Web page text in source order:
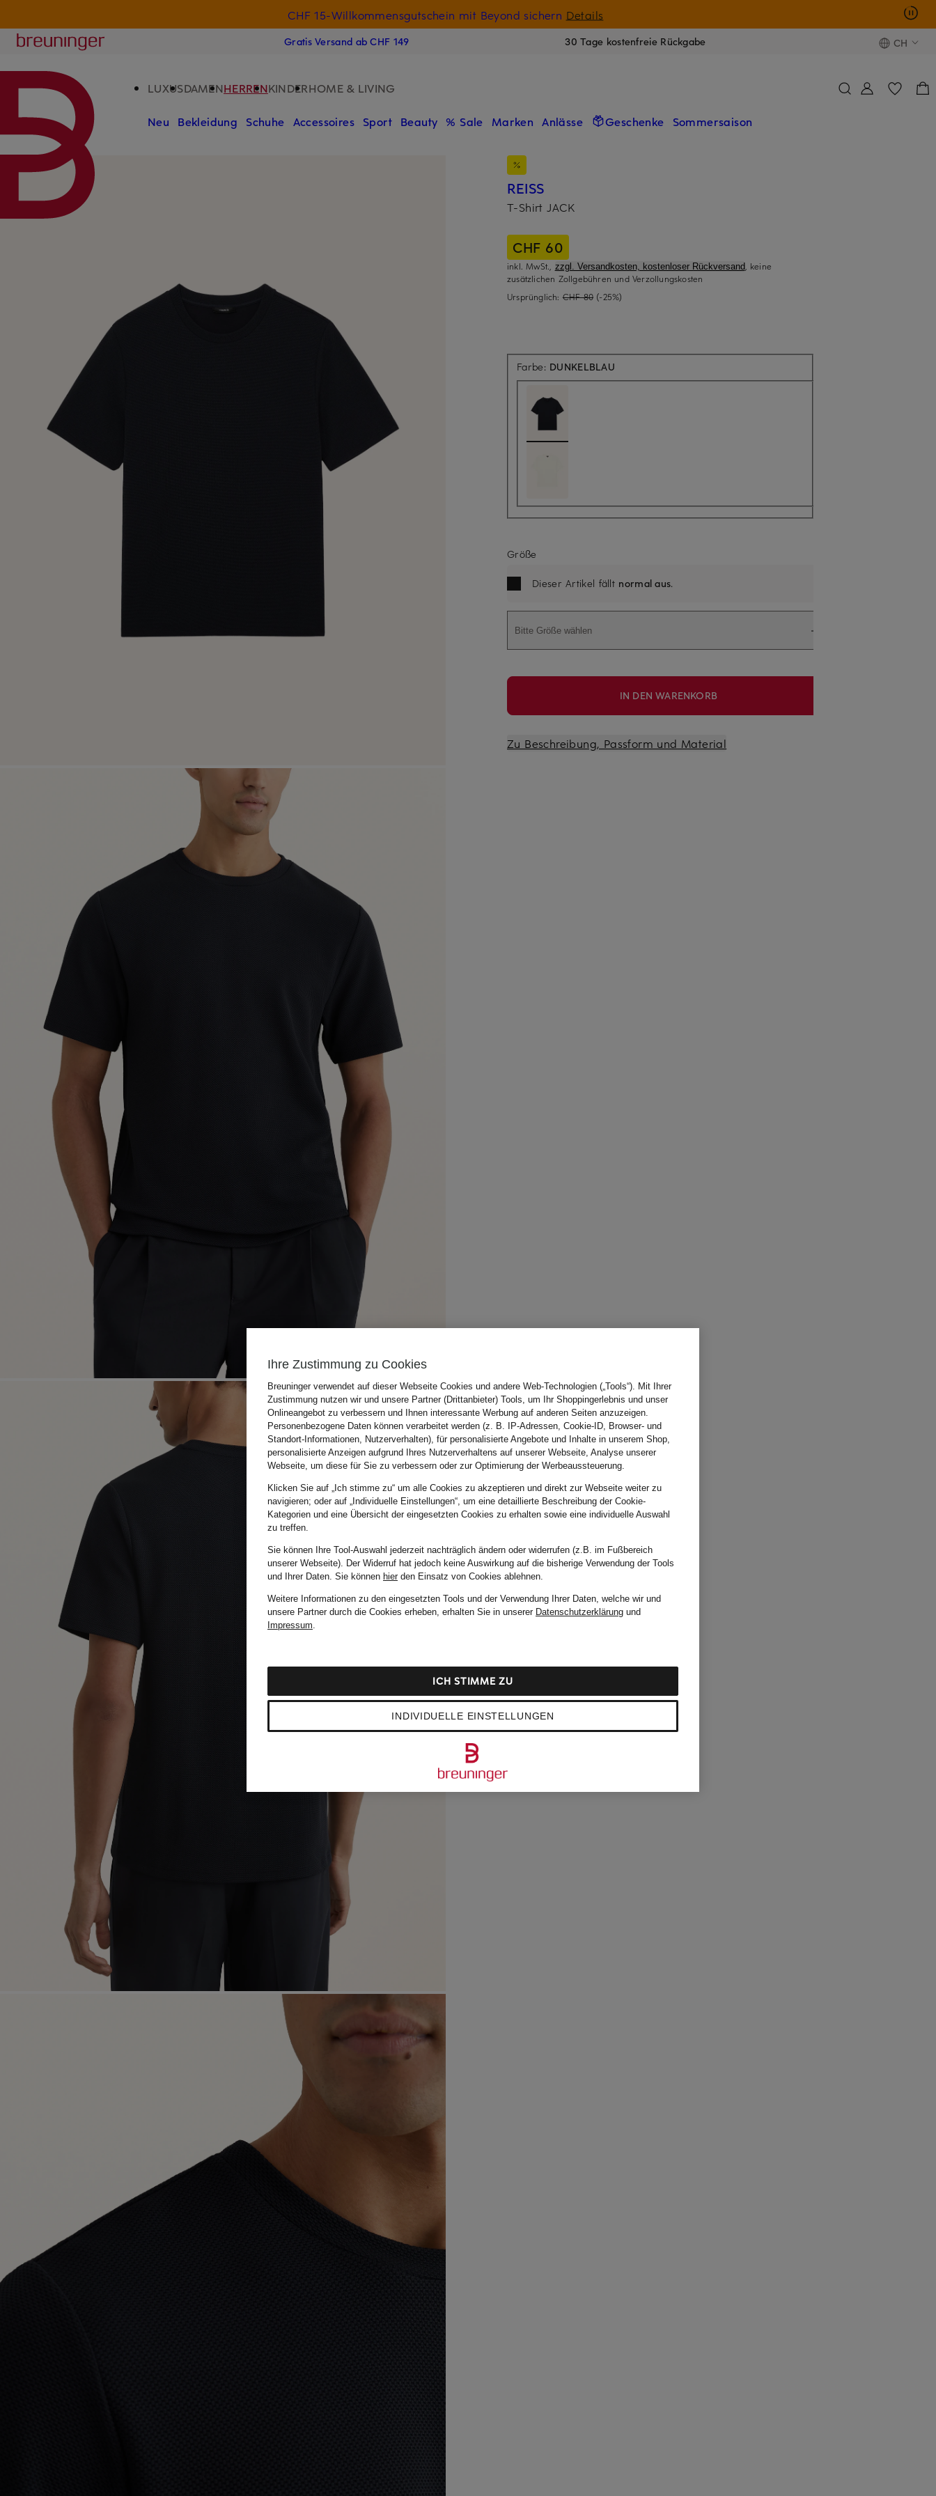
CHF 15-Willkommensgutschein mit Beyond sichern Details
Breuninger
Gratis Versand ab CHF 149 30 Tage kostenfreie Rückgabe CH
LUXUSDAMENHERRENKINDERHOME & LIVING
Neu Bekleidung Schuhe Accessoires Sport Beauty % Sale Marken Anlässe Geschenke Sommersaison
REISS
T-Shirt JACK
CHF 60
inkl. MwSt., zzgl. Versandkosten, kostenloser Rückversand, keine
zusätzlichen Zollgebühren und Verzollungskosten
Ursprünglich: CHF 80 (-25%)
Farbe: DUNKELBLAU
Größe
Dieser Artikel fällt normal aus.
Bitte Größe wählen
IN DEN WARENKORB
Zu Beschreibung, Passform und Material
Ihre Zustimmung zu Cookies
Breuninger verwendet auf dieser Webseite Cookies und andere Web-Technologien („Tools“). Mit Ihrer
Zustimmung nutzen wir und unsere Partner (Drittanbieter) Tools, um Ihr Shoppingerlebnis und unser
Onlineangebot zu verbessern und Ihnen interessante Werbung auf anderen Seiten anzuzeigen.
Personenbezogene Daten können verarbeitet werden (z. B. IP-Adressen, Cookie-ID, Browser- und
Standort-Informationen, Nutzerverhalten), für personalisierte Angebote und Inhalte in unserem Shop,
personalisierte Anzeigen aufgrund Ihres Nutzerverhaltens auf unserer Webseite, Analyse unserer
Webseite, um diese für Sie zu verbessern oder zur Optimierung der Werbeaussteuerung.
Klicken Sie auf „Ich stimme zu“ um alle Cookies zu akzeptieren und direkt zur Webseite weiter zu
navigieren; oder auf „Individuelle Einstellungen“, um eine detaillierte Beschreibung der Cookie-
Kategorien und eine Übersicht der eingesetzten Cookies zu erhalten sowie eine individuelle Auswahl
zu treffen.
Sie können Ihre Tool-Auswahl jederzeit nachträglich ändern oder widerrufen (z.B. im Fußbereich
unserer Webseite). Der Widerruf hat jedoch keine Auswirkung auf die bisherige Verwendung der Tools
und Ihrer Daten. Sie können hierden Einsatz von Cookies ablehnen.
Weitere Informationen zu den eingesetzten Tools und der Verwendung Ihrer Daten, welche wir und
unsere Partner durch die Cookies erheben, erhalten Sie in unserer Datenschutzerklärung und
Impressum.
INDIVIDUELLE EINSTELLUNGEN
ICH STIMME ZU